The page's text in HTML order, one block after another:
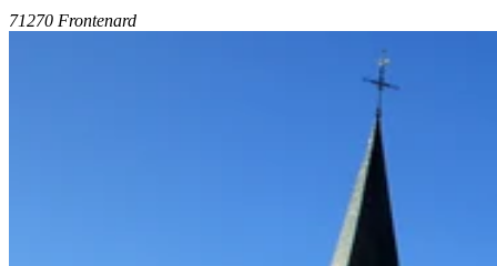
71270 Frontenard